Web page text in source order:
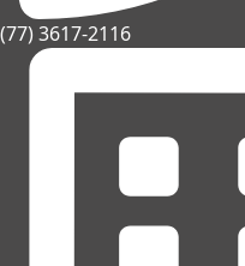
(77) 3617-2116